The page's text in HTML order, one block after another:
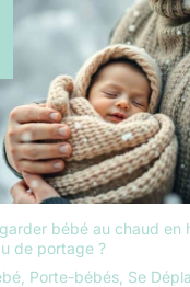
bébé au chaud en
de portage ?
Porte-bébés Se